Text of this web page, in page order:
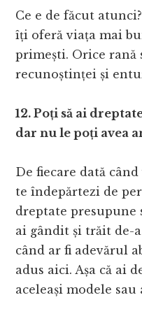
Ce e de făcut
îți oferă viața mai
primești. Orice rană
recunoștinței și
12. Poți să ai
dar nu le poți avea
De fiecare dată
te îndepărtezi de
dreptate presupune
ai gândit și trăit de-
când ar fi adevărul
adus aici. Așa că ai
aceleași modele